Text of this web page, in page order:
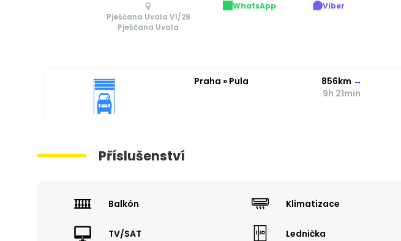
Pješčana Uvala VI/28
Pješčana Uvala
WhatsApp Viber
Praha » Pula 856km →
9h 21min
Příslušenství
Balkón Klimatizace
TV/SAT Lednička